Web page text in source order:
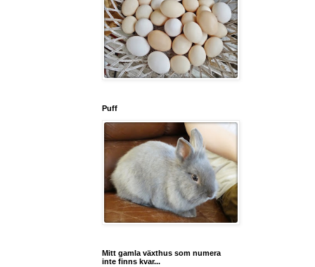
Puff
Mitt gamla växthus som numera
inte finns kvar...